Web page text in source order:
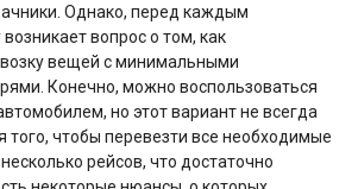
Однако, перед каждым
вопрос о том, как
вещей с минимальными
Конечно, можно воспользоваться
но этот вариант не всегда
того, чтобы перевезти все необходимые
рейсов, что достаточно